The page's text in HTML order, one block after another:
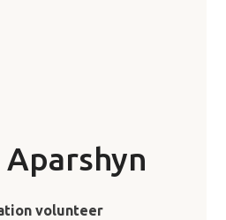
Aparshyn
volunteer